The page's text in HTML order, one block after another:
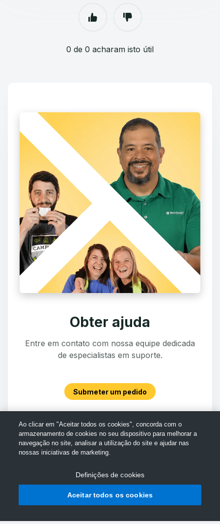
0 de 0 acharam isto útil
Obter ajuda
Entre em contato com nossa equipe dedicada
de especialistas em suporte.
Submeter um pedido
Ao clicar em "Aceitar todos os cookies", concorda com o
armazenamento de cookies no seu dispositivo para melhorar a
navegação no site, analisar a utilização do site e ajudar nas
nossas iniciativas de marketing.
Definições de cookies
Aceitar todos os cookies